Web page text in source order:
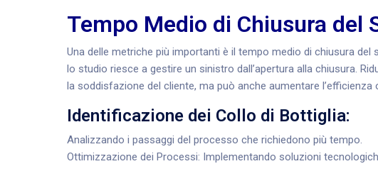
Tempo Medio di Chiusura del
Una delle metriche più importanti è il tempo medio di chiusura del
lo studio riesce a gestire un sinistro dall’apertura alla chiusura.
la soddisfazione del cliente, ma può anche aumentare l’efficienza
Identificazione dei Collo di Bottiglia:
Analizzando i passaggi del processo che richiedono più tempo.
Ottimizzazione dei Processi: Implementando soluzioni